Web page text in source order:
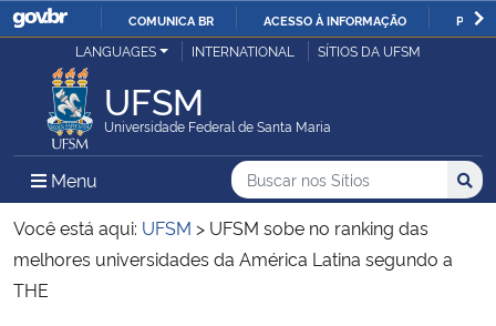
IR
COMUNICA BR ACESSO À INFORMAÇÃO
Ministério da Justiça e Segurança Pública
Ministério da Defesa
Ministério das Relações Exteriores
Ministério da Economia
LANGUAGES INTERNATIONAL SÍTIOS DA UFSM
UFSM
Universidade Federal de Santa Maria
Menu Menu Principal do Sítio
Busca
Buscar no nos Sítios
Busca:
Você está aqui: UFSM > UFSM sobe no ranking das
melhores universidades da América Latina segundo a
THE